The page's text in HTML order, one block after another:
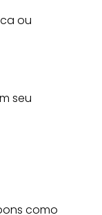
ou
seu
como